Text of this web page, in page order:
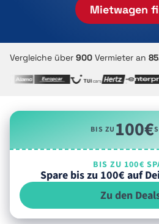
Mietwagen
Vergleiche über 900 Vermieter an
BIS ZU100€
BIS ZU 100€
Spare bis zu 100€ auf
Zu den